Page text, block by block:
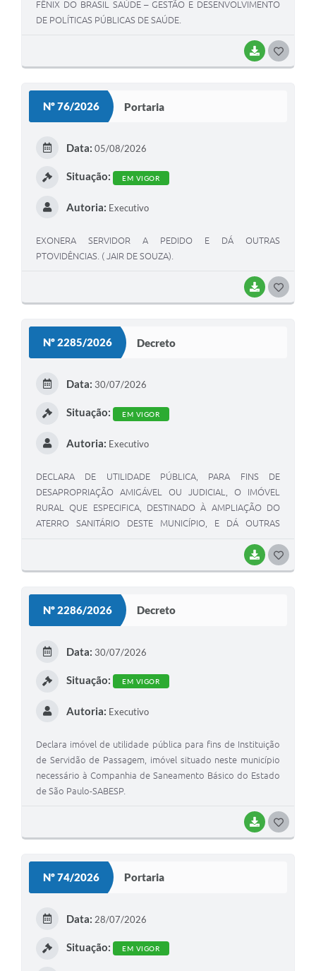
BAIXAR
FÊNIX DO BRASIL SAÚDE – GESTÃO E DESENVOLVIMENTO
DE POLÍTICAS PÚBLICAS DE SAÚDE.
Nº 76/2026 Portaria
BAIXAR
Data: 05/08/2026
Situação: EM VIGOR
Autoria: Executivo
EXONERA SERVIDOR A PEDIDO E DÁ OUTRAS
PTOVIDÊNCIAS. ( JAIR DE SOUZA).
Nº 2285/2026 Decreto
BAIXAR
Data: 30/07/2026
Situação: EM VIGOR
Autoria: Executivo
DECLARA DE UTILIDADE PÚBLICA, PARA FINS DE
DESAPROPRIAÇÃO AMIGÁVEL OU JUDICIAL, O IMÓVEL
RURAL QUE ESPECIFICA, DESTINADO À AMPLIAÇÃO DO
ATERRO SANITÁRIO DESTE MUNICÍPIO, E DÁ OUTRAS
Nº 2286/2026 Decreto
BAIXAR
Data: 30/07/2026
Situação: EM VIGOR
Autoria: Executivo
Declara imóvel de utilidade pública para fins de Instituição
de Servidão de Passagem, imóvel situado neste município
necessário à Companhia de Saneamento Básico do Estado
de São Paulo-SABESP.
Nº 74/2026 Portaria
Data: 28/07/2026
Situação: EM VIGOR